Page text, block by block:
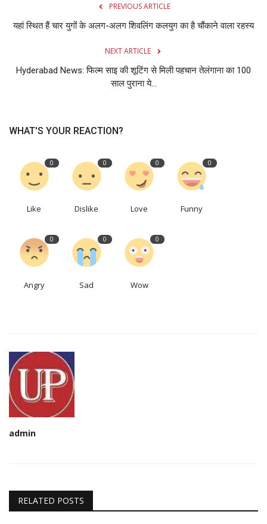
PREVIOUS ARTICLE
यहां स्थित हैं चार युगों के अलग-अलग शिवलिंग कलयुग का है चौंकाने वाला रहस्य
NEXT ARTICLE
Hyderabad News: फिल्म साइ की शूटिंग से मिली पहचान तेलंगाना का 100
साल पुराना ये...
WHAT'S YOUR REACTION?
0
Like
0
Dislike
0
Love
0
Funny
0
Angry
0
Sad
0
Wow
admin
RELATED POSTS